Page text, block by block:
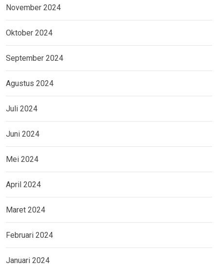
November 2024
Oktober 2024
September 2024
Agustus 2024
Juli 2024
Juni 2024
Mei 2024
April 2024
Maret 2024
Februari 2024
Januari 2024